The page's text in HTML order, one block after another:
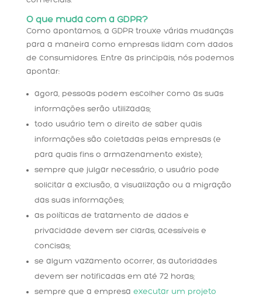
O que muda com a GDPR?
Como apontamos, a GDPR trouxe várias mudanças
para a maneira como empresas lidam com dados
de consumidores. Entre as principais, nós podemos
apontar:
agora, pessoas podem escolher como as suas
informações serão utilizadas;
todo usuário tem o direito de saber quais
informações são coletadas pelas empresas (e
para quais fins o armazenamento existe);
sempre que julgar necessário, o usuário pode
solicitar a exclusão, a visualização ou a migração
das suas informações;
as políticas de tratamento de dados e
privacidade devem ser claras, acessíveis e
concisas;
se algum vazamento ocorrer, as autoridades
devem ser notificadas em até 72 horas;
sempre que a empresa executar um projeto